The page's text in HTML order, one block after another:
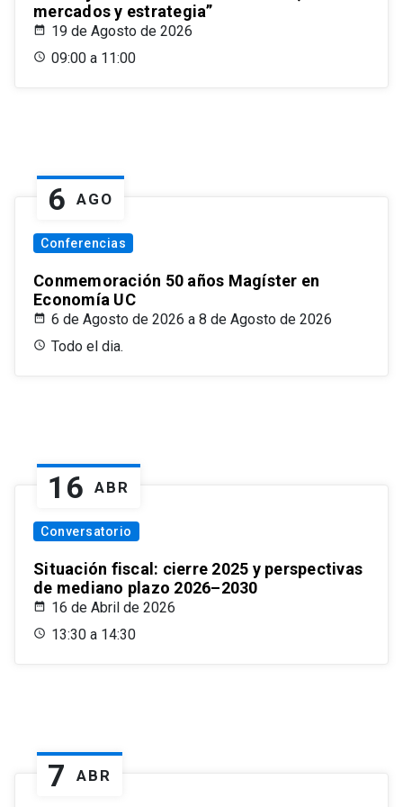
mercados y estrategia”
19 de Agosto de 2026
09:00 a 11:00
6 AGO
Conferencias
Conmemoración 50 años Magíster en
Economía UC
6 de Agosto de 2026 a 8 de Agosto de 2026
Todo el dia.
16 ABR
Conversatorio
Situación fiscal: cierre 2025 y perspectivas
de mediano plazo 2026–2030
16 de Abril de 2026
13:30 a 14:30
7 ABR